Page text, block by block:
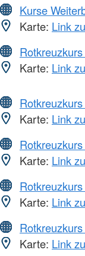
Kurse
Karte: Link
Karte: Link
Karte: Link
Karte: Link
Karte: Link
Karte: Link